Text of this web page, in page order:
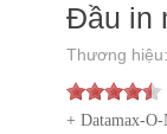
Đầu in
+ Datamax-